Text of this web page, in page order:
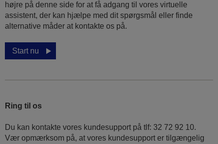
højre på denne side for at få adgang til vores virtuelle
assistent, der kan hjælpe med dit spørgsmål eller finde
alternative måder at kontakte os på.
Start nu
Ring til os
Du kan kontakte vores kundesupport på tlf: 32 72 92 10.
Vær opmærksom på, at vores kundesupport er tilgængelig